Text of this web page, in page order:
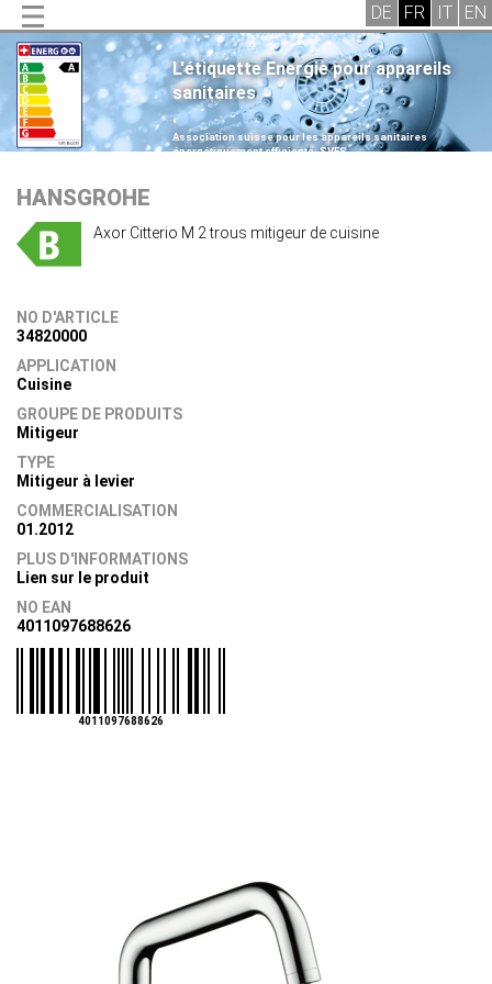
L'étiquette Energie pour appareils
sanitaires
.
Association suisse pour les appareils sanitaires
énergétiquement efficients, SVES
HANSGROHE
Axor Citterio M 2 trous mitigeur de cuisine
NO D'ARTICLE
34820000
APPLICATION
Cuisine
GROUPE DE PRODUITS
Mitigeur
TYPE
Mitigeur à levier
COMMERCIALISATION
01.2012
PLUS D'INFORMATIONS
Lien sur le produit
NO EAN
4011097688626
4011097688626